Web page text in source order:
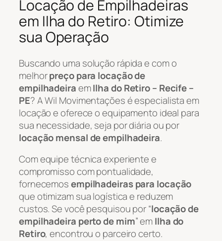
Locação de Empilhadeiras
em Ilha do Retiro: Otimize
sua Operação
Buscando uma solução rápida e com o
melhorpreço para locação de
empilhadeiraemIlha do Retiro – Recife –
PE? A Wil Movimentações é especialista em
locação e oferece o equipamento ideal para
sua necessidade, seja por diária ou por
locação mensal de empilhadeira.
Com equipe técnica experiente e
compromisso com pontualidade,
fornecemosempilhadeiras para locação
que otimizam sua logística e reduzem
custos. Se você pesquisou por “locação de
empilhadeira perto de mim” emIlha do
Retiro, encontrou o parceiro certo.